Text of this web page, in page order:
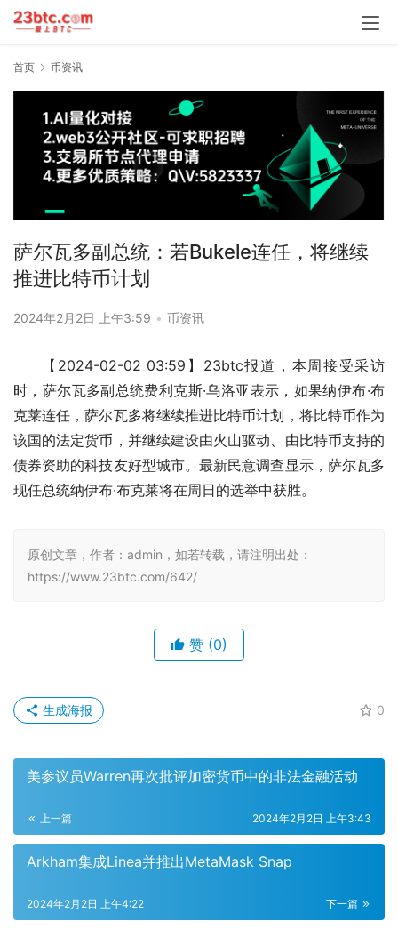
首页 币资讯
萨尔瓦多副总统：若Bukele连任，将继续
推进比特币计划
2024年2月2日 上午3:59 • 币资讯
【2024-02-02 03:59】23btc报道，本周接受采访
时，萨尔瓦多副总统费利克斯·乌洛亚表示，如果纳伊布·布
克莱连任，萨尔瓦多将继续推进比特币计划，将比特币作为
该国的法定货币，并继续建设由火山驱动、由比特币支持的
债券资助的科技友好型城市。最新民意调查显示，萨尔瓦多
现任总统纳伊布·布克莱将在周日的选举中获胜。
原创文章，作者：admin，如若转载，请注明出处：
https://www.23btc.com/642/
赞 (0)
0
生成海报
美参议员Warren再次批评加密货币中的非法金融活动
上一篇 2024年2月2日 上午3:43
Arkham集成Linea并推出MetaMask Snap
下一篇
2024年2月2日 上午4:22